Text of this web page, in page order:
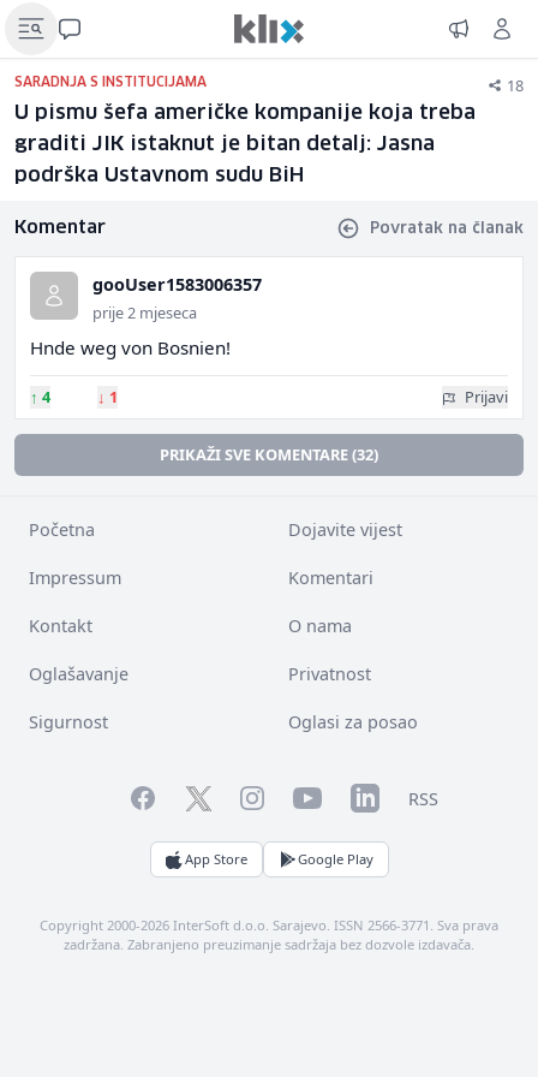
SARADNJA S INSTITUCIJAMA 18
U pismu šefa američke kompanije koja treba
graditi JIK istaknut je bitan detalj: Jasna
podrška Ustavnom sudu BiH
Komentar Povratak na članak
gooUser1583006357
prije 2 mjeseca
Hnde weg von Bosnien!
↑ 4 ↓ 1 Prijavi
PRIKAŽI SVE KOMENTARE (32)
Početna Dojavite vijest
Impressum Komentari
Kontakt O nama
Oglašavanje Privatnost
Sigurnost Oglasi za posao
FacebookTwitterInstagramYouTubeLinkedInRSS
App Store Google Play
Copyright 2000-2026 InterSoft d.o.o. Sarajevo. ISSN 2566-3771. Sva prava
zadržana. Zabranjeno preuzimanje sadržaja bez dozvole izdavača.